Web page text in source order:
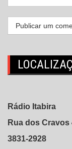
Rádio Itabira
Rua dos Cravos
3831-2928